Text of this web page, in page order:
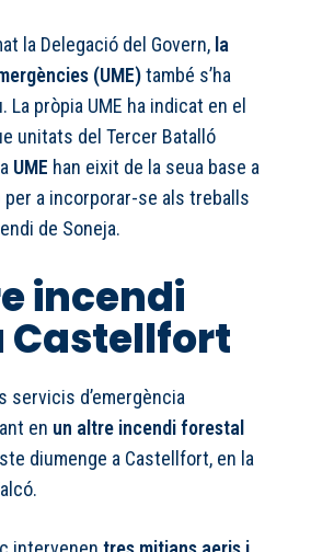
la Delegació del Govern, la
(UME)també s’ha
La pròpia UME ha indicat en el
unitats del Tercer Batalló
UME han eixit de la seua base a
per a incorporar-se als treballs
de Soneja.
incendi
Castellfort
servicis d’emergència
en un altre incendi forestal
diumenge a Castellfort, en la